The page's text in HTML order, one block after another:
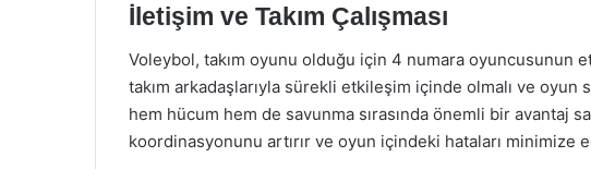
İletişim ve Takım Çalışması
Voleybol, takım oyunu olduğu için 4 numara oyuncusunun
takım arkadaşlarıyla sürekli etkileşim içinde olmalı ve oyun
hem hücum hem de savunma sırasında önemli bir avantaj
koordinasyonunu artırır ve oyun içindeki hataları minimize